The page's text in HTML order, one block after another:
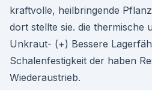
kraftvolle, heilbringende
dort stellte sie. die thermische
Unkraut- (+) Bessere
Schalenfestigkeit der haben
Wiederaustrieb.